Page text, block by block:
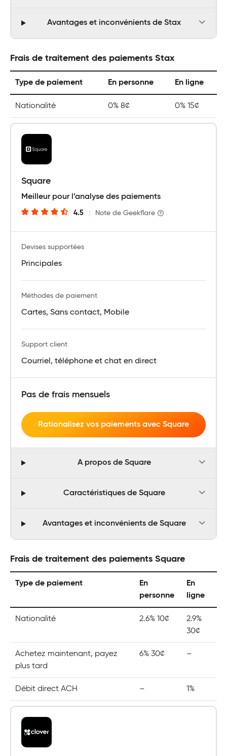
Avantages et inconvénients de Stax
Frais de traitement des paiements Stax
Type de paiement En personne En ligne
Nationalité 0% 8¢ 0% 15¢
Square
Meilleur pour l’analyse des paiements
4.5 Note de Geekflare
Devises supportées
Principales
Méthodes de paiement
Cartes, Sans contact, Mobile
Support client
Courriel, téléphone et chat en direct
Pas de frais mensuels
Rationalisez vos paiements avec Square
A propos de Square
Caractéristiques de Square
Avantages et inconvénients de Square
Frais de traitement des paiements Square
Type de paiement
En
personne
En
ligne
Nationalité 2.6% 10¢
2.9%
30¢
Achetez maintenant, payez
plus tard
6% 30¢ –
Débit direct ACH – 1%